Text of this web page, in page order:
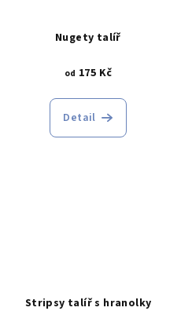
Nugety talíř
od 175 Kč
Detail
Stripsy talíř s hranolky